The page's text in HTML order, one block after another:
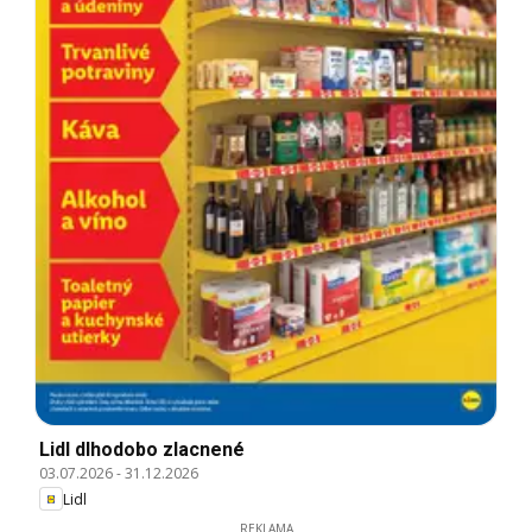
Lidl dlhodobo zlacnené
03.07.2026-31.12.2026
Lidl